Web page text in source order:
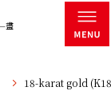
盡
18-karat gold